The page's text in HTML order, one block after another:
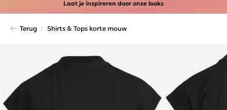
Laat je inspireren door onze looks
Terug Shirts & Tops korte mouw